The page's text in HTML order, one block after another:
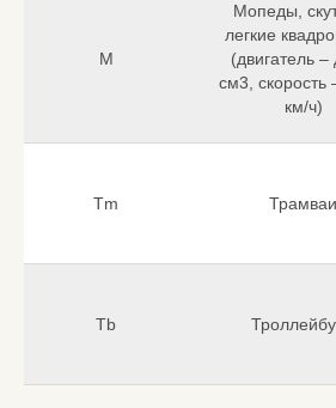
M
Мопеды,
легкие
(двигатель –
см3, скорость
км/ч)
Tm Трамваи
Tb